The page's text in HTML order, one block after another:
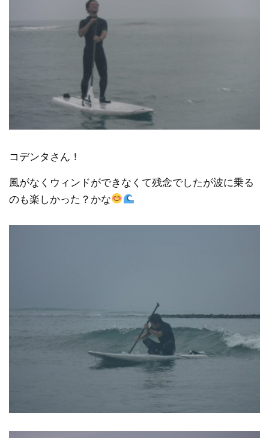
コデンタさん！
風がなくウィンドができなくて残念でしたが波に乗る
のも楽しかった？かな